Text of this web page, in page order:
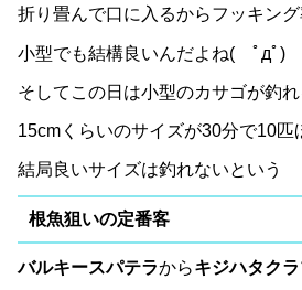
折り畳んで口に入るからフッキン
小型でも結構良いんだよね( ﾟдﾟ)
そしてこの日は小型のカサゴが釣
15cmくらいのサイズが30分で10匹
結局良いサイズは釣れないという
根魚狙いの定番客
バルキースパテラからキジハタク